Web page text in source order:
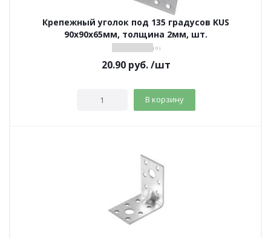
Крепежный уголок под 135 градусов KUS
90х90х65мм, толщина 2мм, шт.
( 0 )
20.90руб. /шт
В корзину